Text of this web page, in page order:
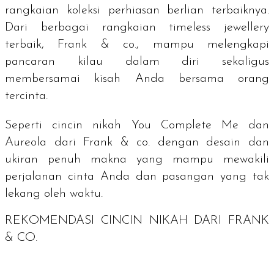
rangkaian koleksi perhiasan berlian terbaiknya.
Dari berbagai rangkaian timeless jewellery
terbaik, Frank & co., mampu melengkapi
pancaran kilau dalam diri sekaligus
membersamai kisah Anda bersama orang
tercinta.
Seperti cincin nikah You Complete Me dan
Aureola dari Frank & co. dengan desain dan
ukiran penuh makna yang mampu mewakili
perjalanan cinta Anda dan pasangan yang tak
lekang oleh waktu.
REKOMENDASI CINCIN NIKAH DARI FRANK
& CO.